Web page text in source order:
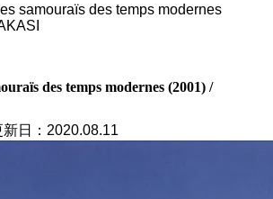
samouraïs des temps modernes
des temps modernes (2001) /
日：2020.08.11